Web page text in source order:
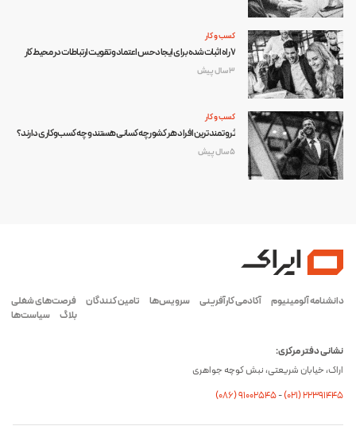
کسب و کار
۷ راه اثبات‌شده برای ایجاد حس اعتماد و تقویت ارتباطات در محیط کار
3 سال پیش
کسب و کار
ثروتمندترین افراد هر کشور چه کسانی هستند و چه کسب‌وکاری دارند؟
5 سال پیش
دانشنامه آلومینیوم آکادمی کارآفرینی سرویس‌ها تامین کنندگان
فرصت‌های شغلی
بلاگ
سیاست‌ها
نشانی دفتر مرکزی:
اراک، خیابان شریعتی، نبش کوچه جواهری
(۰۸۶) ۹۱۰۰۲۵۴۵-(۰21) 22391445